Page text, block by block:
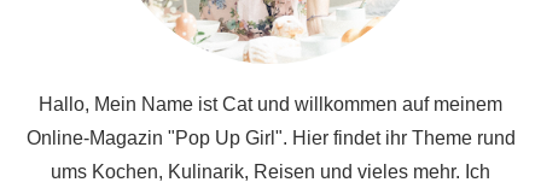
Hallo, Mein Name ist Cat und willkommen auf meinem
Online-Magazin "Pop Up Girl". Hier findet ihr Theme rund
ums Kochen, Kulinarik, Reisen und vieles mehr. Ich